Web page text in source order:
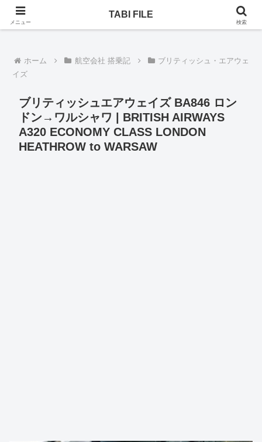
乗りヒコーキ、ホテル、一人旅。次はどんな旅になるのか！
ホーム 航空会社 搭乗記
ブリティッシュ・エアウェ
イズ
ブリティッシュエアウェイズ BA846 ロン
ドン→ワルシャワ | BRITISH AIRWAYS
A320 ECONOMY CLASS LONDON
HEATHROW to WARSAW
メニュー
TABI FILE
検索